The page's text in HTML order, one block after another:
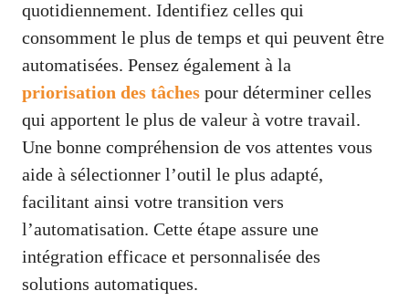
quotidiennement. Identifiez celles qui
consomment le plus de temps et qui peuvent être
automatisées. Pensez également à la
priorisation des tâches pour déterminer celles
qui apportent le plus de valeur à votre travail.
Une bonne compréhension de vos attentes vous
aide à sélectionner l’outil le plus adapté,
facilitant ainsi votre transition vers
l’automatisation. Cette étape assure une
intégration efficace et personnalisée des
solutions automatiques.